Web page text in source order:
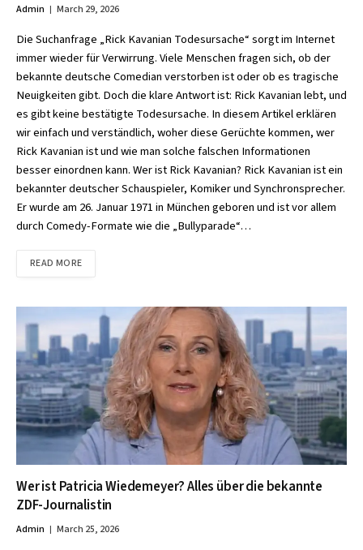
Admin March 29, 2026
Die Suchanfrage „Rick Kavanian Todesursache“ sorgt im Internet
immer wieder für Verwirrung. Viele Menschen fragen sich, ob der
bekannte deutsche Comedian verstorben ist oder ob es tragische
Neuigkeiten gibt. Doch die klare Antwort ist: Rick Kavanian lebt, und
es gibt keine bestätigte Todesursache. In diesem Artikel erklären
wir einfach und verständlich, woher diese Gerüchte kommen, wer
Rick Kavanian ist und wie man solche falschen Informationen
besser einordnen kann. Wer ist Rick Kavanian? Rick Kavanian ist ein
bekannter deutscher Schauspieler, Komiker und Synchronsprecher.
Er wurde am 26. Januar 1971 in München geboren und ist vor allem
durch Comedy-Formate wie die „Bullyparade“…
READ MORE
Wer ist Patricia Wiedemeyer? Alles über die bekannte
ZDF-Journalistin
Admin March 25, 2026